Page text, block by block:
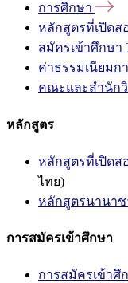
การศึกษา
หลักสูตรที่เปิดส
สมัครเข้าศึกษา
ค่าธรรมเนียมก
คณะและสำนัก
หลักสูตร
หลักสูตรที่เปิดส
ไทย)
หลักสูตรนานาช
การสมัครเข้าศึกษา
การสมัครเข้า